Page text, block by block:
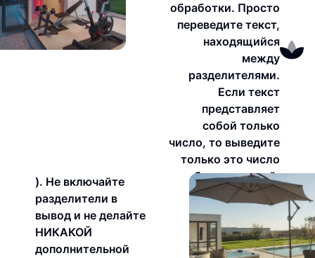
обработки. Просто
переведите текст,
находящийся
между
разделителями.
Если текст
представляет
собой только
число, то выведите
только это число
без изменений.
). Не включайте
разделители в
вывод и не делайте
НИКАКОЙ
дополнительной